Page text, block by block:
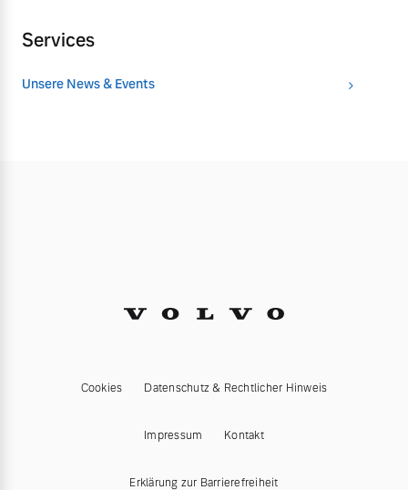
Services
Unsere News & Events
Cookies Datenschutz & Rechtlicher Hinweis
Impressum Kontakt
Erklärung zur Barrierefreiheit